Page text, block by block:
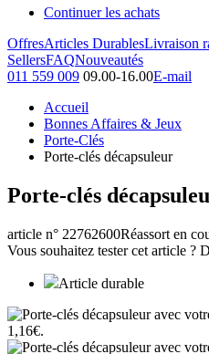
Continuer les achats
OffresArticles DurablesLivraison
SellersFAQNouveautés
011 559 009 09.00-16.00E-mail
Accueil
Bonnes Affaires & Jeux
Porte-Clés
Porte-clés décapsuleur
Porte-clés
article n° 22762600Réassort en
Vous souhaitez tester cet article ?
Article durable